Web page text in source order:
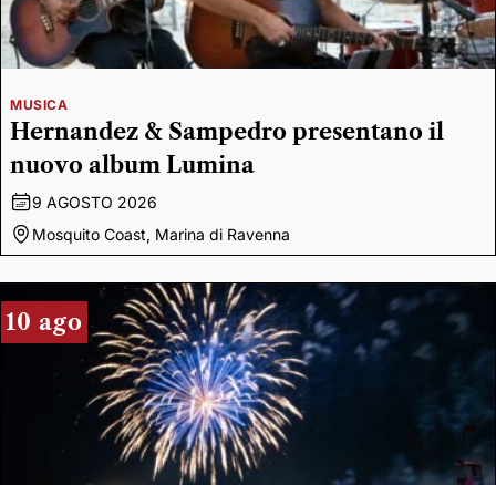
MUSICA
Hernandez & Sampedro presentano il
nuovo album Lumina
9 AGOSTO 2026
Mosquito Coast, Marina di Ravenna
10 ago